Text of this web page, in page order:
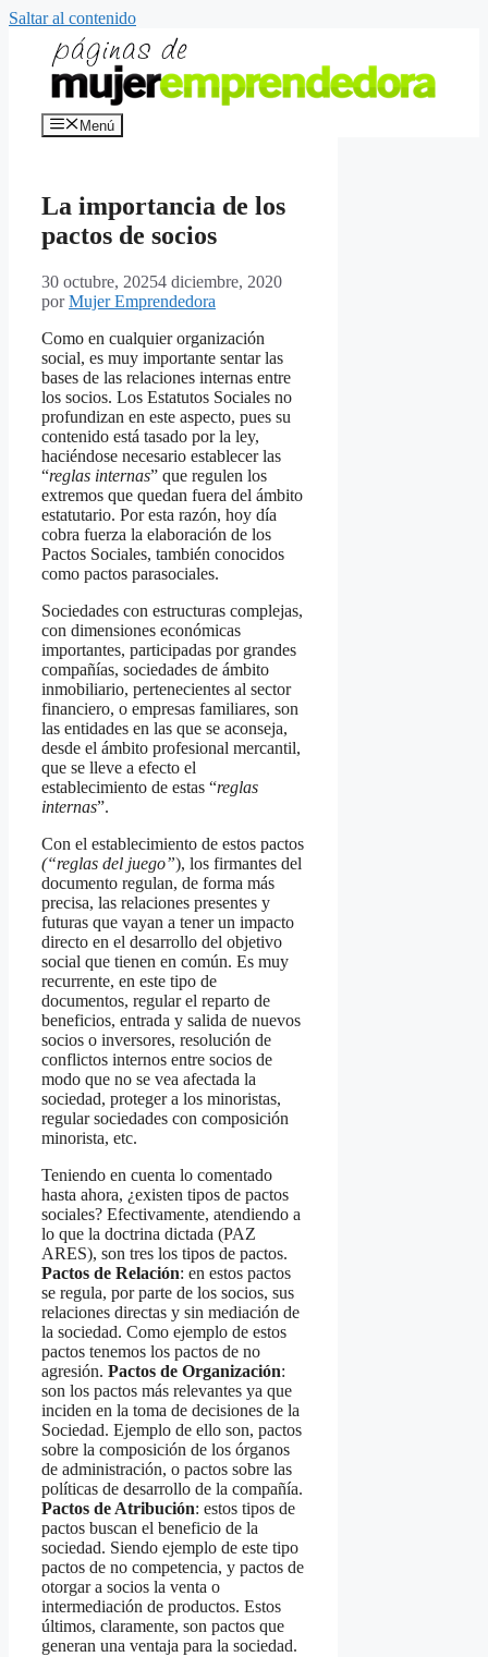
Saltar al contenido
Menú
La importancia de los
pactos de socios
30 octubre, 20254 diciembre, 2020
porMujer Emprendedora
Como en cualquier organización
social, es muy importante sentar las
bases de las relaciones internas entre
los socios. Los Estatutos Sociales no
profundizan en este aspecto, pues su
contenido está tasado por la ley,
haciéndose necesario establecer las
“reglas internas” que regulen los
extremos que quedan fuera del ámbito
estatutario. Por esta razón, hoy día
cobra fuerza la elaboración de los
Pactos Sociales, también conocidos
como pactos parasociales.
Sociedades con estructuras complejas,
con dimensiones económicas
importantes, participadas por grandes
compañías, sociedades de ámbito
inmobiliario, pertenecientes al sector
financiero, o empresas familiares, son
las entidades en las que se aconseja,
desde el ámbito profesional mercantil,
que se lleve a efecto el
establecimiento de estas “reglas
internas”.
Con el establecimiento de estos pactos
(“reglas del juego”), los firmantes del
documento regulan, de forma más
precisa, las relaciones presentes y
futuras que vayan a tener un impacto
directo en el desarrollo del objetivo
social que tienen en común. Es muy
recurrente, en este tipo de
documentos, regular el reparto de
beneficios, entrada y salida de nuevos
socios o inversores, resolución de
conflictos internos entre socios de
modo que no se vea afectada la
sociedad, proteger a los minoristas,
regular sociedades con composición
minorista, etc.
Teniendo en cuenta lo comentado
hasta ahora, ¿existen tipos de pactos
sociales? Efectivamente, atendiendo a
lo que la doctrina dictada (PAZ
ARES), son tres los tipos de pactos.
Pactos de Relación: en estos pactos
se regula, por parte de los socios, sus
relaciones directas y sin mediación de
la sociedad. Como ejemplo de estos
pactos tenemos los pactos de no
agresión. Pactos de Organización:
son los pactos más relevantes ya que
inciden en la toma de decisiones de la
Sociedad. Ejemplo de ello son, pactos
sobre la composición de los órganos
de administración, o pactos sobre las
políticas de desarrollo de la compañía.
Pactos de Atribución: estos tipos de
pactos buscan el beneficio de la
sociedad. Siendo ejemplo de este tipo
pactos de no competencia, y pactos de
otorgar a socios la venta o
intermediación de productos. Estos
últimos, claramente, son pactos que
generan una ventaja para la sociedad.